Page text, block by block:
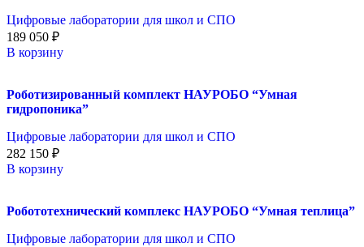
Цифровые лаборатории для школ и СПО
189 050 ₽
В корзину
Роботизированный комплект НАУРОБО “Умная
гидропоника”
Цифровые лаборатории для школ и СПО
282 150 ₽
В корзину
Робототехнический комплекс НАУРОБО “Умная теплица”
Цифровые лаборатории для школ и СПО